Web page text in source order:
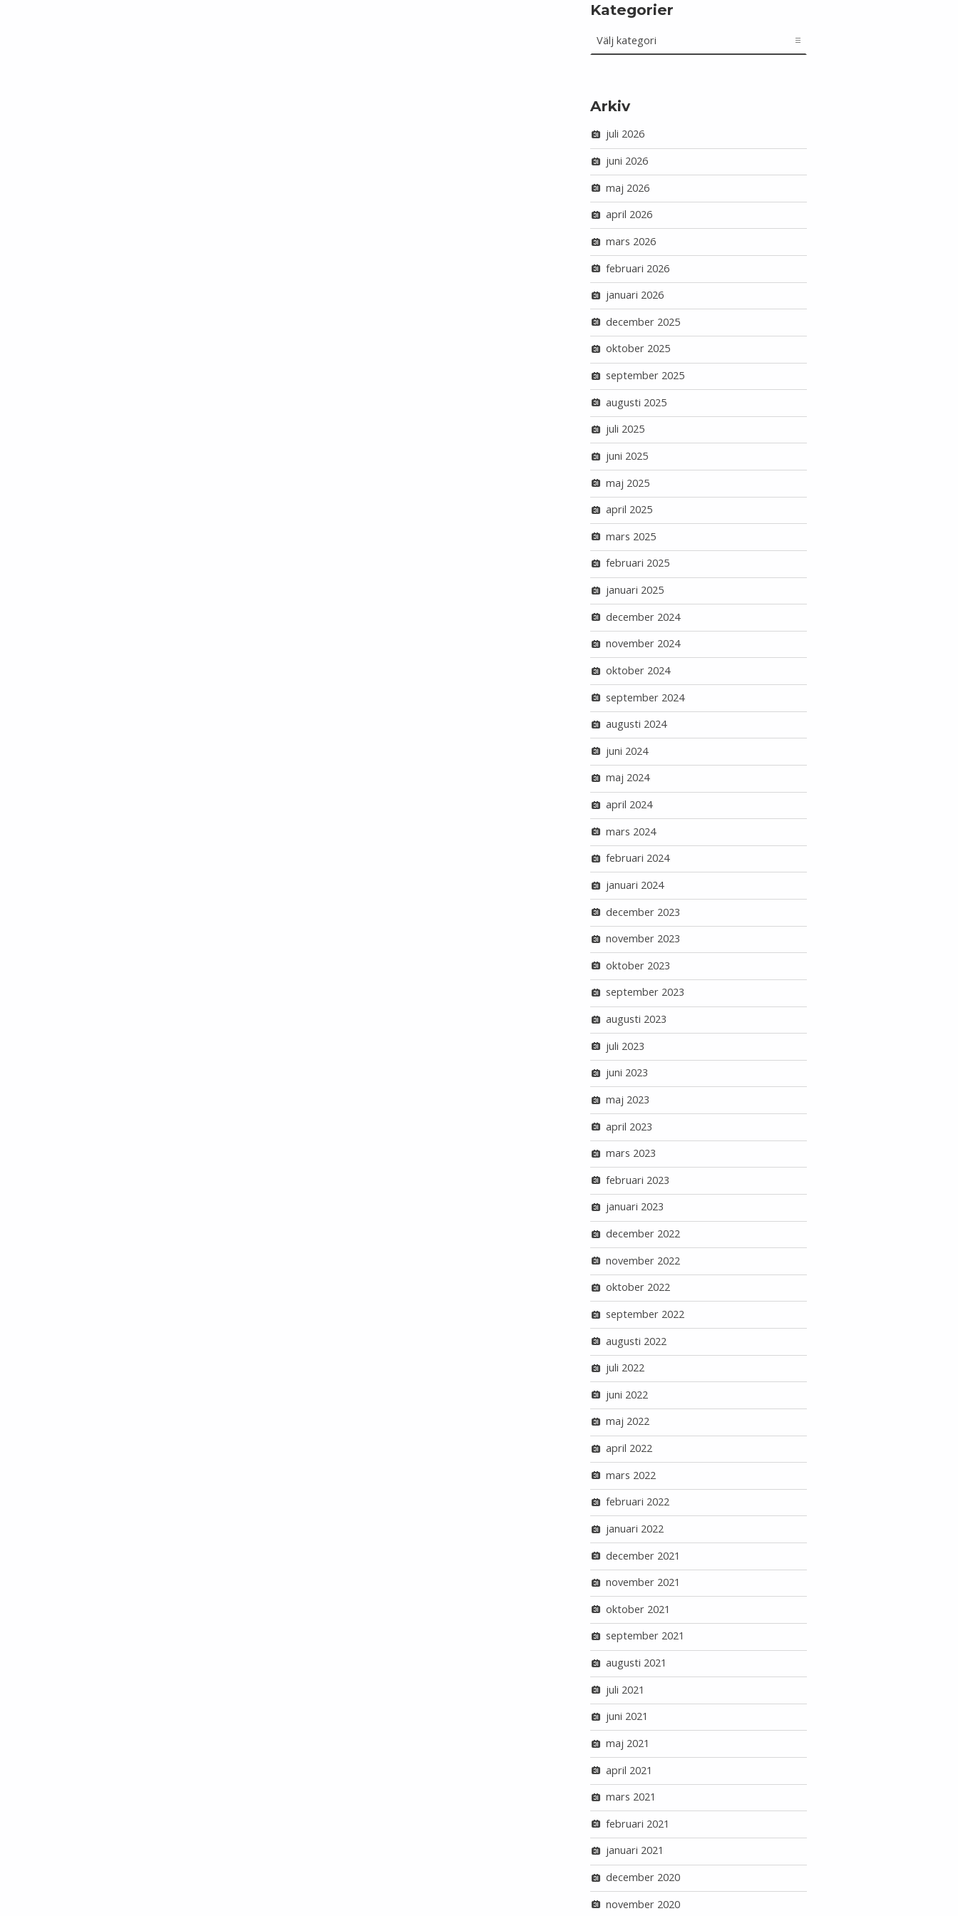
Kategorier
Arkiv
juli 2026
juni 2026
maj 2026
april 2026
mars 2026
februari 2026
januari 2026
december 2025
oktober 2025
september 2025
augusti 2025
juli 2025
juni 2025
maj 2025
april 2025
mars 2025
februari 2025
januari 2025
december 2024
november 2024
oktober 2024
september 2024
augusti 2024
juni 2024
maj 2024
april 2024
mars 2024
februari 2024
januari 2024
december 2023
november 2023
oktober 2023
september 2023
augusti 2023
juli 2023
juni 2023
maj 2023
april 2023
mars 2023
februari 2023
januari 2023
december 2022
november 2022
oktober 2022
september 2022
augusti 2022
juli 2022
juni 2022
maj 2022
april 2022
mars 2022
februari 2022
januari 2022
december 2021
november 2021
oktober 2021
september 2021
augusti 2021
juli 2021
juni 2021
maj 2021
april 2021
mars 2021
februari 2021
januari 2021
december 2020
november 2020